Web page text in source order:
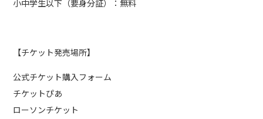
小中学生以下（要身分証）：無料
【チケット発売場所】
公式チケット購入フォーム
チケットぴあ
ローソンチケット